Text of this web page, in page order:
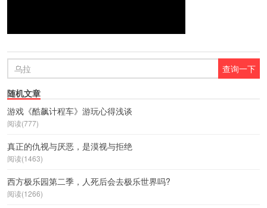
随机文章
游戏《酷飙计程车》游玩心得浅谈
阅读(777)
真正的仇视与厌恶，是漠视与拒绝
阅读(1463)
西方极乐园第二季，人死后会去极乐世界吗?
阅读(1266)